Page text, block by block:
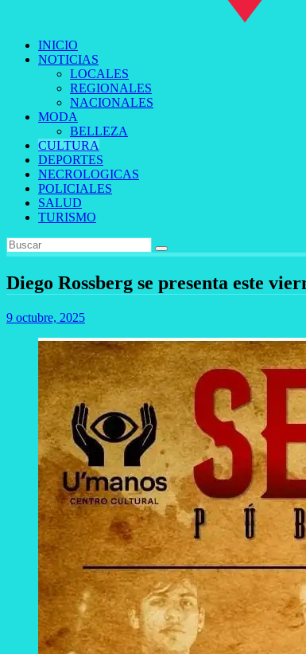
INICIO
NOTICIAS
LOCALES
REGIONALES
NACIONALES
MODA
BELLEZA
CULTURA
DEPORTES
NECROLOGICAS
POLICIALES
SALUD
TURISMO
Diego Rossberg se presenta este
9 octubre, 2025